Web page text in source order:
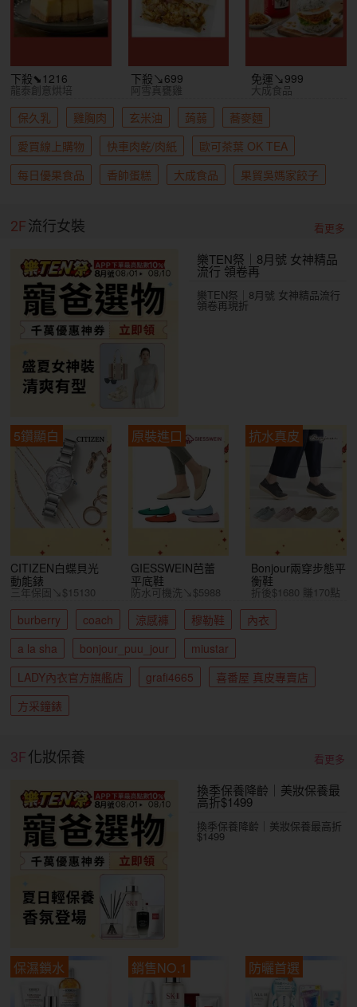
下殺⬊1216
龍泰創意烘培
下殺↘699
阿雪真甕雞
免運↘999
大成食品
保久乳 雞胸肉 玄米油 蒟蒻
蕎麥麵
愛買線上購物
快車肉乾/肉紙
歐可茶葉 OK TEA
每日優果食品
香帥蛋糕 大成食品 果貿吳媽家餃子
2F流行女裝 看更多
樂TEN祭｜8月號 女神精品
流行 領卷再
樂TEN祭｜8月號 女神精品流行
領卷再現折
5鑽顯白
CITIZEN白蝶貝光
動能錶
三年保固↘$15130
原裝進口
GIESSWEIN芭蕾
平底鞋
防水可機洗↘$5988
抗水真皮
Bonjour兩穿步態平
衡鞋
折後$1680 賺170點
burberry coach 涼感褲 穆勒鞋
內衣
a la sha
bonjour_puu_jour
miustar
LADY內衣官方旗艦店
grafi4665
喜番屋 真皮專賣店
方采鐘錶
3F化妝保養 看更多
換季保養降齡｜美妝保養最
高折$1499
換季保養降齡｜美妝保養最高折
$1499
保濕鎖水 銷售NO.1 防曬首選